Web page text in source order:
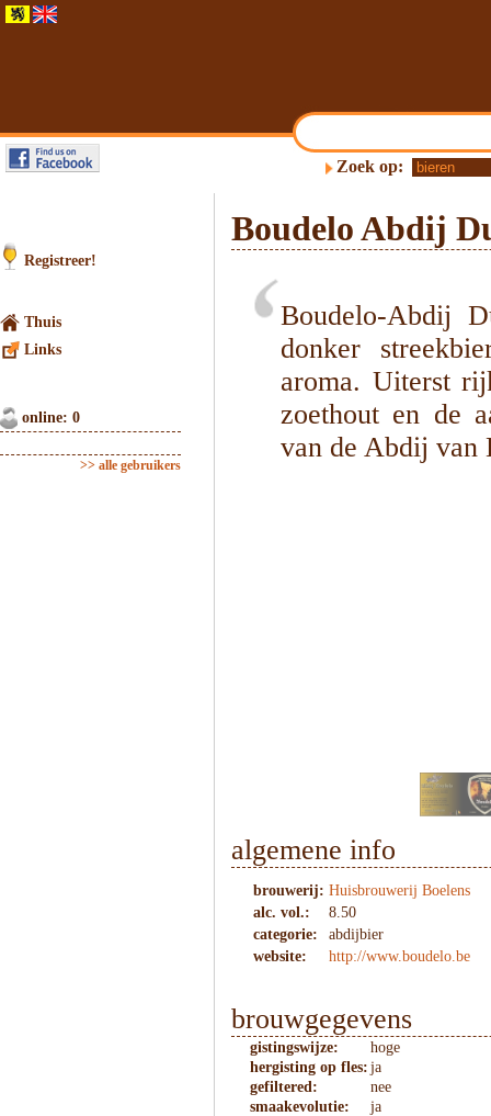
Zoek op:
Registreer!
Thuis
Links
online: 0
>> alle gebruikers
Boudelo Abdij
Boudelo-Abdij
donker
aroma. Uiterst
zoethout en de
van de Abdij van
algemene info
brouwerij: Huisbrouwerij Boelens
alc. vol.:
8.50
categorie:
abdijbier
website:
http://www.boudelo.be
brouwgegevens
gistingswijze:
hoge
hergisting op fles: ja
gefiltered:
nee
smaakevolutie:
ja